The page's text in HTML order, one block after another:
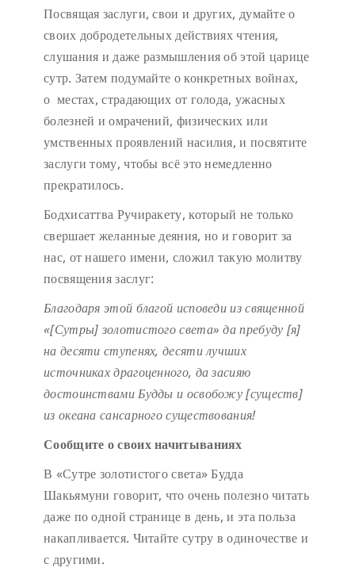
Посвящая заслуги, свои и других, думайте о
своих добродетельных действиях чтения,
слушания и даже размышления об этой царице
сутр. Затем подумайте о конкретных войнах,
о местах, страдающих от голода, ужасных
болезней и омрачений, физических или
умственных проявлений насилия, и посвятите
заслуги тому, чтобы всё это немедленно
прекратилось.
Бодхисаттва Ручиракету, который не только
свершает желанные деяния, но и говорит за
нас, от нашего имени, сложил такую молитву
посвящения заслуг:
Благодаря этой благой исповедииз священной
«[Сутры] золотистого света» да пребуду [я]
на десяти ступенях, десяти лучших
источниках драгоценного, да засияю
достоинствами Будды и освобожу [существ]
из океана сансарного существования!
Сообщите о своих начитываниях
В «Сутре золотистого света» Будда
Шакьямуни говорит, что очень полезно читать
даже по одной странице в день, и эта польза
накапливается. Читайте сутру в одиночестве и
с другими.